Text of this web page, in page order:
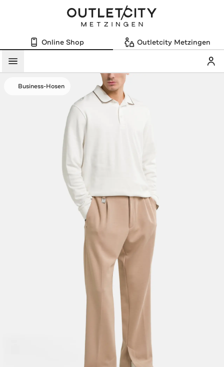
Online Shop Outletcity Metzingen
Menü
Business-Hosen